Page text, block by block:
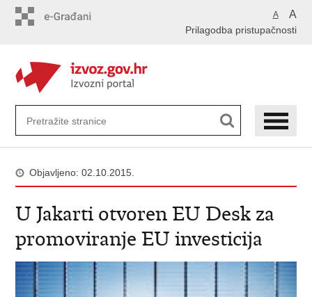
A A
Prilagodba pristupačnosti
Objavljeno: 02.10.2015.
U Jakarti otvoren EU Desk za
promoviranje EU investicija